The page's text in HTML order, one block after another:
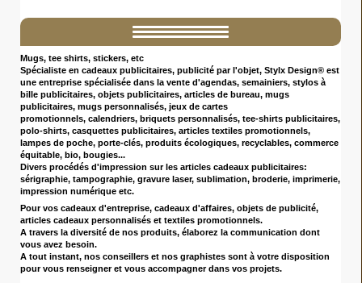
Mugs, tee shirts, stickers, etc
Spécialiste en cadeaux publicitaires, publicité par l'objet, Stylx Design® est
une entreprise spécialisée dans la vente d'agendas, semainiers, stylos à
bille publicitaires, objets publicitaires, articles de bureau, mugs
publicitaires, mugs personnalisés, jeux de cartes
promotionnels, calendriers, briquets personnalisés, tee-shirts publicitaires,
polo-shirts, casquettes publicitaires, articles textiles promotionnels,
lampes de poche, porte-clés, produits écologiques, recyclables, commerce
équitable, bio, bougies...
Divers procédés d'impression sur les articles cadeaux publicitaires:
sérigraphie, tampographie, gravure laser, sublimation, broderie, imprimerie,
impression numérique etc.
Pour vos cadeaux d'entreprise, cadeaux d'affaires, objets de publicité,
articles cadeaux personnalisés et textiles promotionnels.
A travers la diversité de nos produits, élaborez la communication dont
vous avez besoin.
A tout instant, nos conseillers et nos graphistes sont à votre disposition
pour vous renseigner et vous accompagner dans vos projets.